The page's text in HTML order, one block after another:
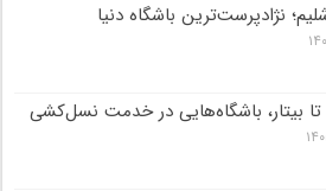
نژادپرست‌ترین باشگاه دنیا
تا بیتار، باشگاه‌هایی در خدمت نسل‌کشی
۲۴